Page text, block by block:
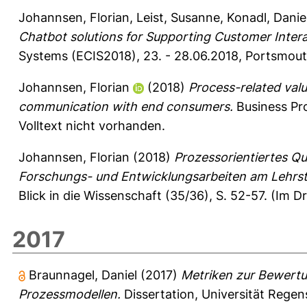
Johannsen, Florian, Leist, Susanne, Konadl,
Chatbot solutions for Supporting Customer
Systems (ECIS2018), 23. - 28.06.2018,
Johannsen, Florian (2018) Process-related
communication with end consumers. Business
Volltext nicht vorhanden.
Johannsen, Florian (2018) Prozessorientiertes
Forschungs-­ und Entwicklungsarbeiten am
Blick in die Wissenschaft (35/36), S. 52-57. (Im
2017
Braunnagel, Daniel (2017) Metriken zur
Prozessmodellen. Dissertation, Universität